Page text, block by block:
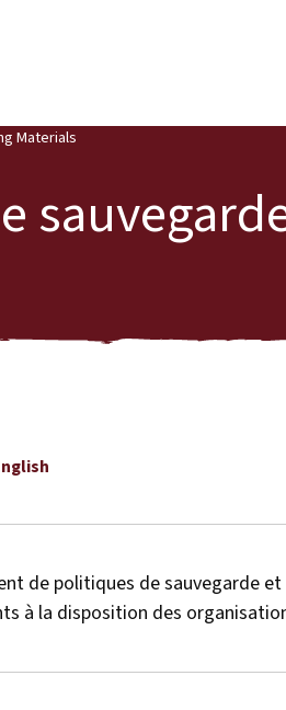
Materials
de politiques de sauvegarde
à la disposition des